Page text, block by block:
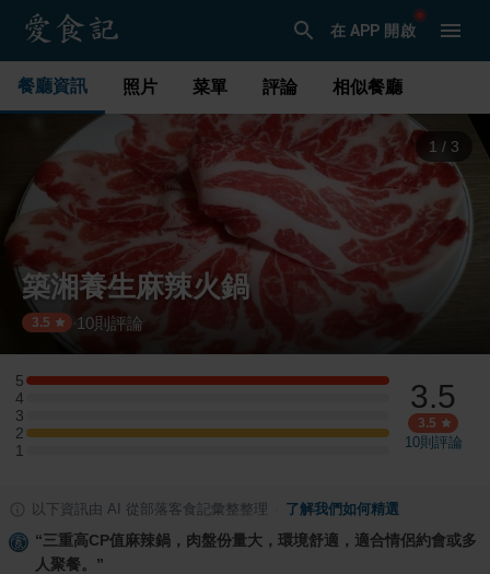
在 APP 開啟
餐廳資訊 照片 菜單 評論 相似餐廳
1 / 3
築湘養生麻辣火鍋
3.5 ·10則評論
5
5 星：1 則評論
4
4 星：0 則評論
3
3 星：0 則評論
2
2 星：1 則評論
1
1 星：0 則評論
3.5
3.5
10則評論
以下資訊由 AI 從部落客食記彙整整理 了解我們如何精選
“三重高CP值麻辣鍋，肉盤份量大，環境舒適，適合情侶約會或多
人聚餐。 ”